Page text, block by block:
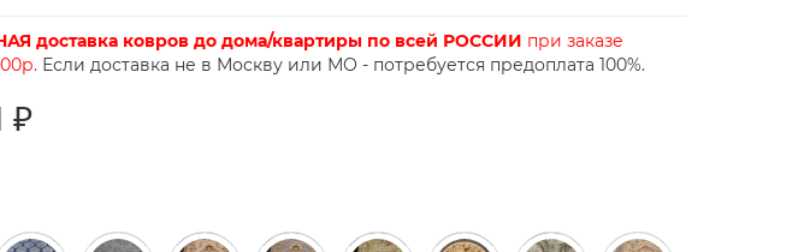
доставка ковров до дома/квартиры по всей РОССИИ при заказе
Если доставка не в Москву или МО - потребуется предоплата 100%.
₽